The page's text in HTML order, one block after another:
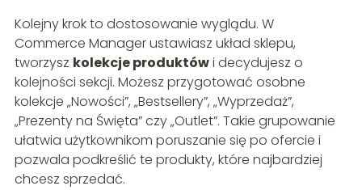
Kolejny krok to dostosowanie wyglądu. W
Commerce Manager ustawiasz układ sklepu,
tworzysz kolekcje produktówi decydujesz o
kolejności sekcji. Możesz przygotować osobne
kolekcje „Nowości”, „Bestsellery”, „Wyprzedaż”,
„Prezenty na Święta” czy „Outlet”. Takie grupowanie
ułatwia użytkownikom poruszanie się po ofercie i
pozwala podkreślić te produkty, które najbardziej
chcesz sprzedać.